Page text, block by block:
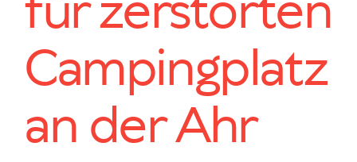
für zerstörten
Campingplatz
an der Ahr